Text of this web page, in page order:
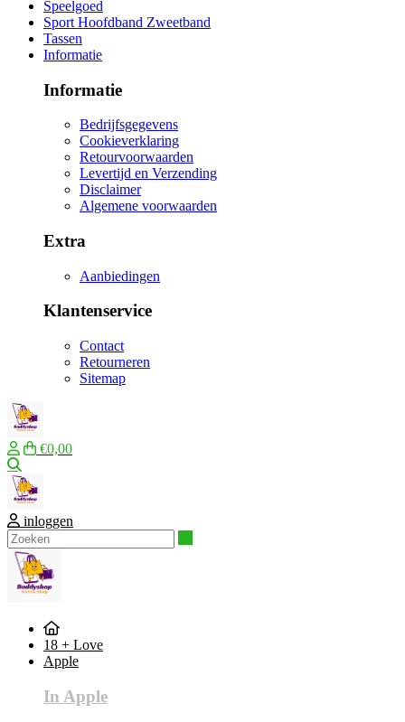
Speelgoed
Sport Hoofdband Zweetband
Tassen
Informatie
Informatie
Bedrijfsgegevens
Cookieverklaring
Retourvoorwaarden
Levertijd en Verzending
Disclaimer
Algemene voorwaarden
Extra
Aanbiedingen
Klantenservice
Contact
Retourneren
Sitemap
€0,00
inloggen
18 + Love
Apple
In Apple